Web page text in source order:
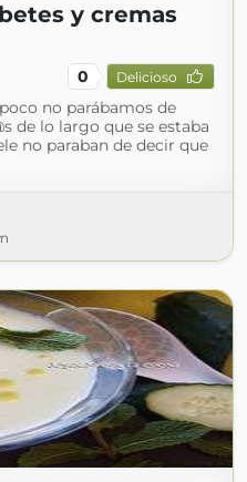
y cremas
0 Delicioso
no parábamos de
de lo largo que se estaba
no paraban de decir que